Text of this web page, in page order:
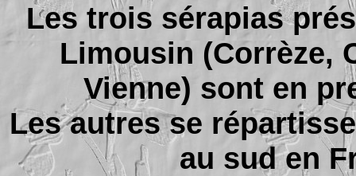
Les trois sérapias
Limousin (Corrèze,
Vienne) sont en
Les autres se
au sud en